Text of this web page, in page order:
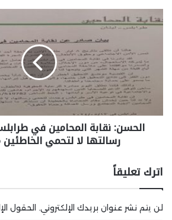
الحسن: نقابة المحامين في
رسالتها لا لتحمي
اترك تعليقاً
لن يتم نشر عنوان بريدك الإلكتروني. الحقول